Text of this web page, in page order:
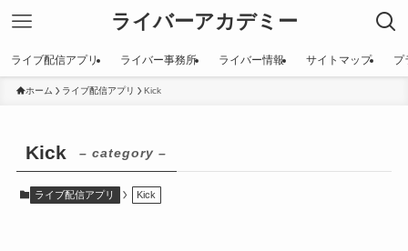
ライバーアカデミー
ライブ配信アプリ ライバー事務所 ライバー情報 サイトマップ プ
ホーム ライブ配信アプリ Kick
Kick – category –
ライブ配信アプリ Kick